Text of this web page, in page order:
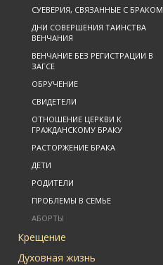
СУЕВЕРИЯ, СВЯЗАННЫЕ С БРАКОМ
ДНИ СОВЕРШЕНИЯ ТАИНСТВА
ВЕНЧАНИЯ
ВЕНЧАНИЕ БЕЗ РЕГИСТРАЦИИ В
ЗАГСЕ
ОБРУЧЕНИЕ
СВИДЕТЕЛИ
ОТНОШЕНИЕ ЦЕРКВИ К
ГРАЖДАНСКОМУ БРАКУ
РАСТОРЖЕНИЕ БРАКА
ДЕТИ
РОДИТЕЛИ
ПРОБЛЕМЫ В СЕМЬЕ
АБОРТЫ
Крещение
Духовная жизнь